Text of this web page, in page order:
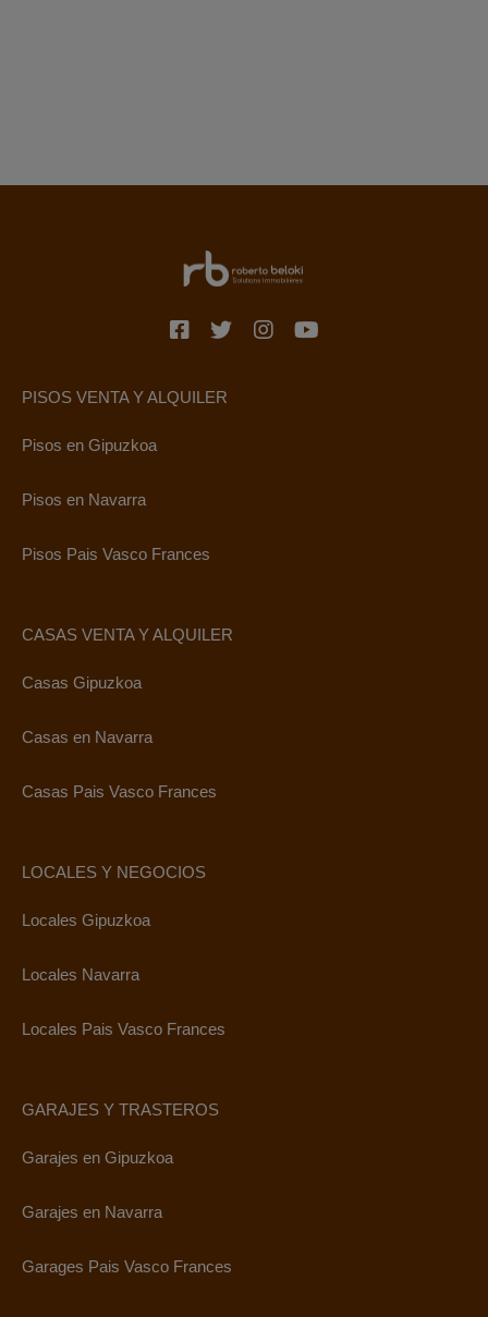
PISOS VENTA Y ALQUILER
Pisos en Gipuzkoa
Pisos en Navarra
Pisos Pais Vasco Frances
CASAS VENTA Y ALQUILER
Casas Gipuzkoa
Casas en Navarra
Casas Pais Vasco Frances
LOCALES Y NEGOCIOS
Locales Gipuzkoa
Locales Navarra
Locales Pais Vasco Frances
GARAJES Y TRASTEROS
Garajes en Gipuzkoa
Garajes en Navarra
Garages Pais Vasco Frances